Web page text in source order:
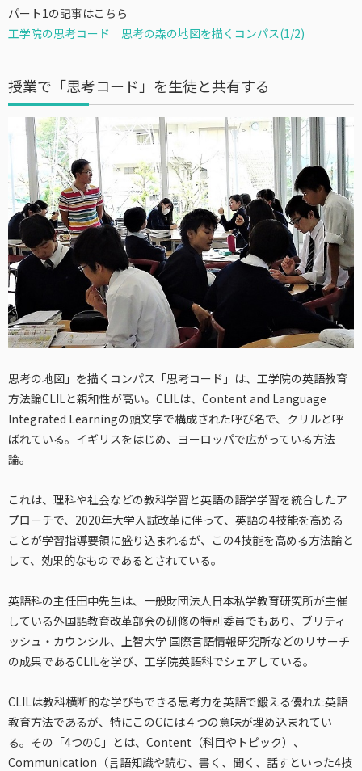
パート1の記事はこちら
工学院の思考コード 思考の森の地図を描くコンパス(1/2)
授業で「思考コード」を生徒と共有する
思考の地図」を描くコンパス「思考コード」は、工学院の英語教育
方法論CLILと親和性が高い。CLILは、Content and Language
Integrated Learningの頭文字で構成された呼び名で、クリルと呼
ばれている。イギリスをはじめ、ヨーロッパで広がっている方法
論。
これは、理科や社会などの教科学習と英語の語学学習を統合したア
プローチで、2020年大学入試改革に伴って、英語の4技能を高める
ことが学習指導要領に盛り込まれるが、この4技能を高める方法論と
して、効果的なものであるとされている。
英語科の主任田中先生は、一般財団法人日本私学教育研究所が主催
している外国語教育改革部会の研修の特別委員でもあり、ブリティ
ッシュ・カウンシル、上智大学 国際言語情報研究所などのリサーチ
の成果であるCLILを学び、工学院英語科でシェアしている。
CLILは教科横断的な学びもできる思考力を英語で鍛える優れた英語
教育方法であるが、特にこのCには４つの意味が埋め込まれてい
る。その「4つのC」とは、Content（科目やトピック）、
Communication（言語知識や読む、書く、聞く、話すといった4技